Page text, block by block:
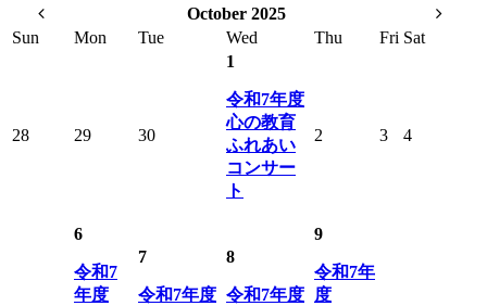
October 2025
Sun
Mon Tue Wed Thu Fri Sat
28 29 30
1
令和7年度
心の教育
ふれあい
コンサー
ト
2 3 4
6
令和7
年度
7
令和7年度
8
令和7年度
9
令和7年
度